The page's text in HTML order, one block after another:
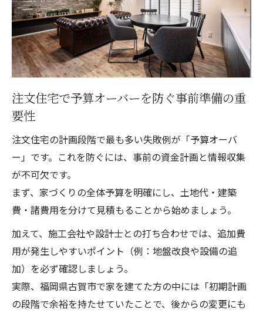
注文住宅で予算オーバーを防ぐ事前準備の重
要性
注文住宅の計画段階で最も多い失敗例が「予算オーバ
ー」です。これを防ぐには、事前の資金計画と情報収集
が不可欠です。
まず、家づくりの全体予算を明確にし、土地代・建築
費・諸費用を分けて見積もることから始めましょう。
加えて、施工会社や設計士との打ち合わせでは、追加費
用が発生しやすいポイント（例：地盤改良や設備の追
加）を必ず確認しましょう。
実際、福岡県古賀市で家を建てた方の中には「初期計画
の段階で余裕を持たせていたことで、後からの変更にも